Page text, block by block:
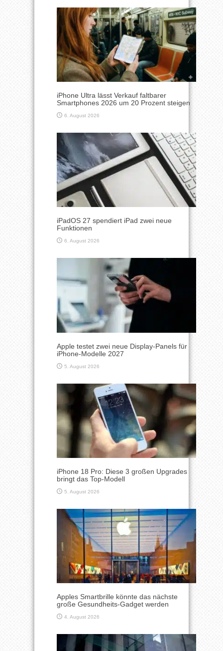
iPhone Ultra lässt Verkauf faltbarer
Smartphones 2026 um 20 Prozent steigen
6. August 2026
iPadOS 27 spendiert iPad zwei neue
Funktionen
6. August 2026
Apple testet zwei neue Display-Panels für
iPhone-Modelle 2027
5. August 2026
iPhone 18 Pro: Diese 3 großen Upgrades
bringt das Top-Modell
5. August 2026
Apples Smartbrille könnte das nächste
große Gesundheits-Gadget werden
4. August 2026